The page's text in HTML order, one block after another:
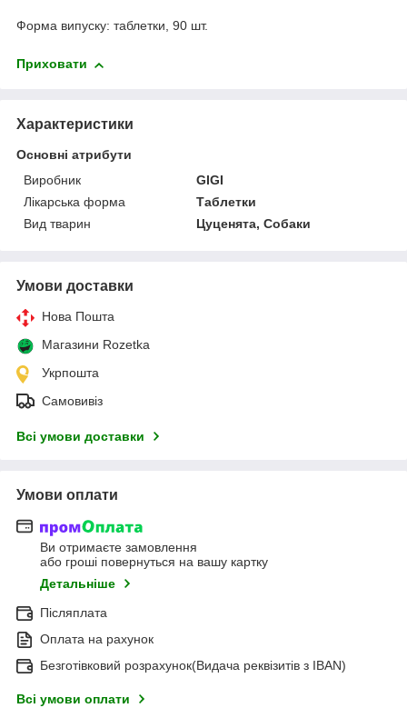
Форма випуску: таблетки, 90 шт.
Приховати
Характеристики
Основні атрибути
Виробник
GIGI
Лікарська форма
Таблетки
Вид тварин
Цуценята, Собаки
Умови доставки
Нова Пошта
Магазини Rozetka
Укрпошта
Самовивіз
Всі умови доставки
Умови оплати
Ви отримаєте замовлення
або гроші повернуться на вашу картку
Детальніше
Післяплата
Оплата на рахунок
Безготівковий розрахунок(Видача реквізитів з IBAN)
Всі умови оплати